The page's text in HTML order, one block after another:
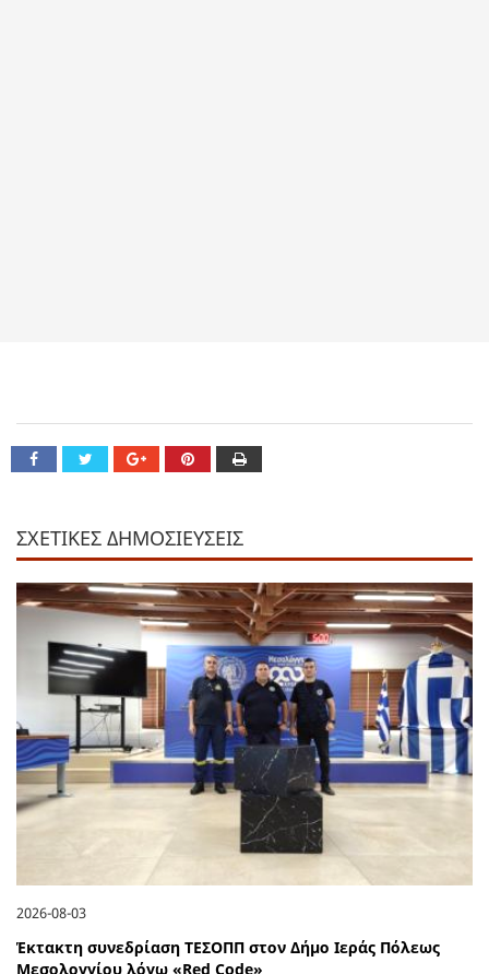
ΣΧΕΤΙΚΕΣ ΔΗΜΟΣΙΕΥΣΕΙΣ
2026-08-03
Έκτακτη συνεδρίαση ΤΕΣΟΠΠ στον Δήμο Ιεράς Πόλεως
Μεσολογγίου λόγω «Red Code»